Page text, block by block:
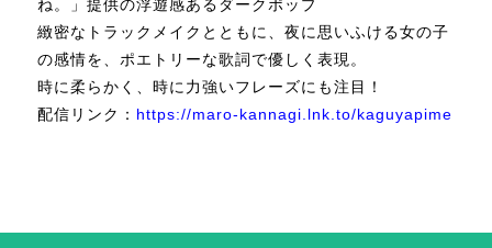
ね。」提供の浮遊感あるダークポップ
緻密なトラックメイクとともに、夜に思いふける女の子
の感情を、ポエトリーな歌詞で優しく表現。
時に柔らかく、時に力強いフレーズにも注目！
配信リンク： https://maro-kannagi.lnk.to/kaguyapime